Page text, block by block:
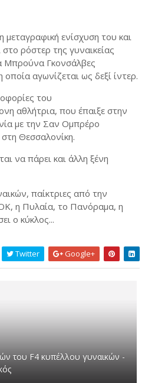
μεταγραφική ενίσχυση του και
ρόστερ της γυναικείας
Μπρούνα Γκονσάλβες
αγωνίζεται ως δεξί ίντερ.
του
αθλήτρια, που έπαιξε στην
με την Σαν Ομπρέρο
Θεσσαλονίκη.
να πάρει και άλλη ξένη
παίκτριες από την
η Πυλαία, το Πανόραμα, η
ο κύκλος...
Twitter Google+
του F4 κυπέλλου γυναικών -